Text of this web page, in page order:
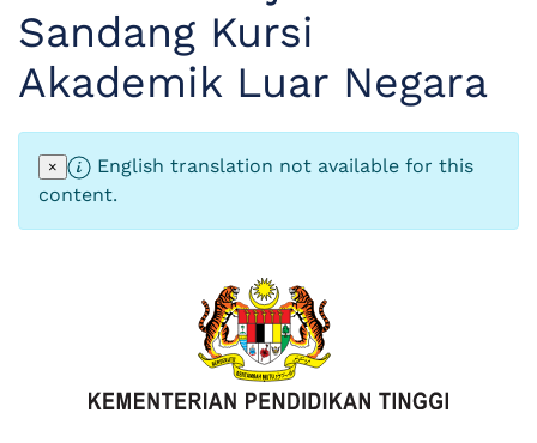
Sandang Kursi
Akademik Luar Negara
×
English translation not available for this
content.